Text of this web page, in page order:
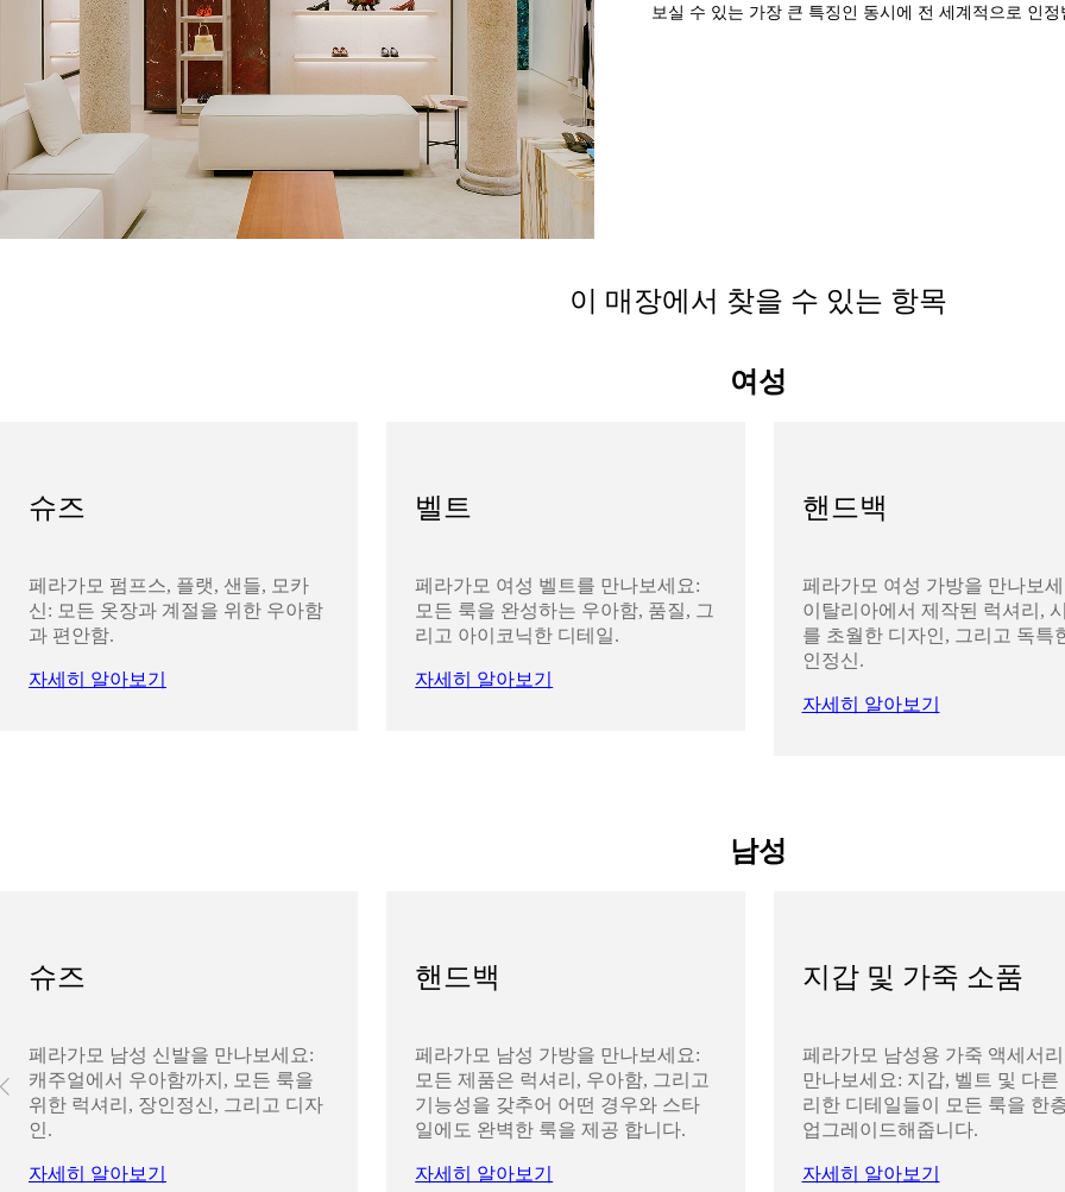
보실 수 있는 가장 큰 특징인 동시에 전 세계적으로 인
이 매장에서 찾을 수 있는 항목
여성
슈즈
페라가모 펌프스, 플랫, 샌들, 모카
신: 모든 옷장과 계절을 위한 우아함
과 편안함.
자세히 알아보기
벨트
페라가모 여성 벨트를 만나보세요:
모든 룩을 완성하는 우아함, 품질, 그
리고 아이코닉한 디테일.
자세히 알아보기
핸드백
페라가모 여성 가방을 만나보
이탈리아에서 제작된 럭셔리,
를 초월한 디자인, 그리고 독특
인정신.
자세히 알아보기
남성
슈즈
페라가모 남성 신발을 만나보세요:
캐주얼에서 우아함까지, 모든 룩을
위한 럭셔리, 장인정신, 그리고 디자
인.
자세히 알아보기
핸드백
페라가모 남성 가방을 만나보세요:
모든 제품은 럭셔리, 우아함, 그리고
기능성을 갖추어 어떤 경우와 스타
일에도 완벽한 룩을 제공 합니다.
자세히 알아보기
지갑 및 가죽 소품
페라가모 남성용 가죽 액세서
만나보세요: 지갑, 벨트 및 다른
리한 디테일들이 모든 룩을 한
업그레이드해줍니다.
자세히 알아보기